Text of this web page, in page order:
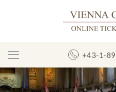
Navigation
umschalten
+43-1-